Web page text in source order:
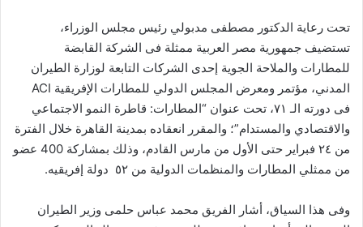
تحت رعاية الدكتور مصطفى مدبولي رئيس مجلس الوزراء،
تستضيف جمهورية مصر العربية ممثلة فى الشركة القابضة
للمطارات والملاحة الجوية إحدى الشركات التابعة لوزارة الطيران
المدني، مؤتمر ومعرض المجلس الدولي للمطارات الإفريقية ACI
فى دورته الـ ٧١، تحت عنوان “المطارات: قاطرة النمو الاجتماعي
والاقتصادي والمستدام”؛ والمقرر انعقاده بمدينة القاهرة خلال الفترة
من ٢٤ فبراير حتى الأول من مارس القادم، وذلك بمشاركة 400 عضو
من ممثلي المطارات والمنظمات الدولية من ٥٢ دولة إفريقيه.
وفى هذا السياق، أشار الفريق محمد عباس حلمى وزير الطيران